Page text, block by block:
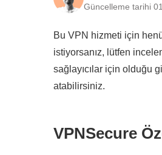
Güncelleme tarihi
Bu VPN hizmeti için
istiyorsanız, lütfen
sağlayıcılar için olduğu
atabilirsiniz.
VPNSecure